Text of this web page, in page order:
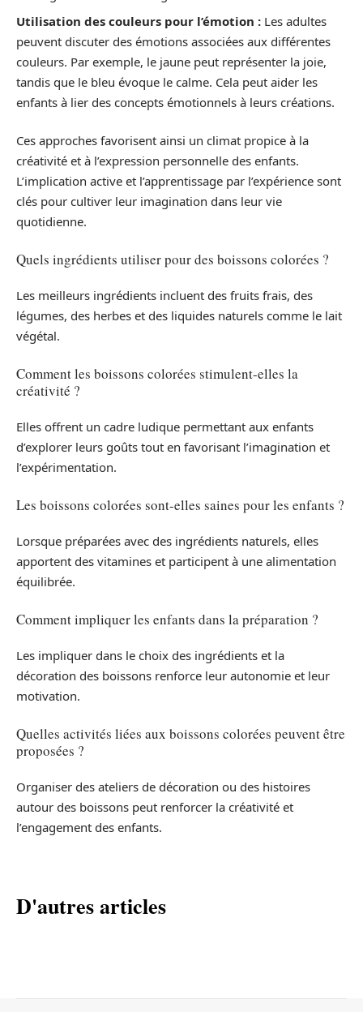
Utilisation des couleurs pour l’émotion : Les adultes
peuvent discuter des émotions associées aux différentes
couleurs. Par exemple, le jaune peut représenter la joie,
tandis que le bleu évoque le calme. Cela peut aider les
enfants à lier des concepts émotionnels à leurs créations.
Ces approches favorisent ainsi un climat propice à la
créativité et à l’expression personnelle des enfants.
L’implication active et l’apprentissage par l’expérience sont
clés pour cultiver leur imagination dans leur vie
quotidienne.
Quels ingrédients utiliser pour des boissons colorées ?
Les meilleurs ingrédients incluent des fruits frais, des
légumes, des herbes et des liquides naturels comme le lait
végétal.
Comment les boissons colorées stimulent-elles la
créativité ?
Elles offrent un cadre ludique permettant aux enfants
d’explorer leurs goûts tout en favorisant l’imagination et
l’expérimentation.
Les boissons colorées sont-elles saines pour les enfants ?
Lorsque préparées avec des ingrédients naturels, elles
apportent des vitamines et participent à une alimentation
équilibrée.
Comment impliquer les enfants dans la préparation ?
Les impliquer dans le choix des ingrédients et la
décoration des boissons renforce leur autonomie et leur
motivation.
Quelles activités liées aux boissons colorées peuvent être
proposées ?
Organiser des ateliers de décoration ou des histoires
autour des boissons peut renforcer la créativité et
l’engagement des enfants.
D'autres articles